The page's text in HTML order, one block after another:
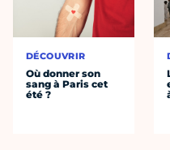
DÉCOUVRIR
Où donner son
sang à Paris cet
été ?